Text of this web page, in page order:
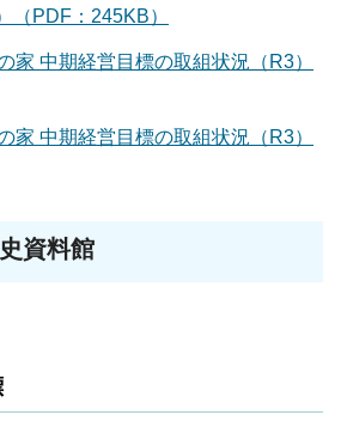
（PDF：245KB）
家 中期経営目標の取組状況（R3）
家 中期経営目標の取組状況（R3）
資料館